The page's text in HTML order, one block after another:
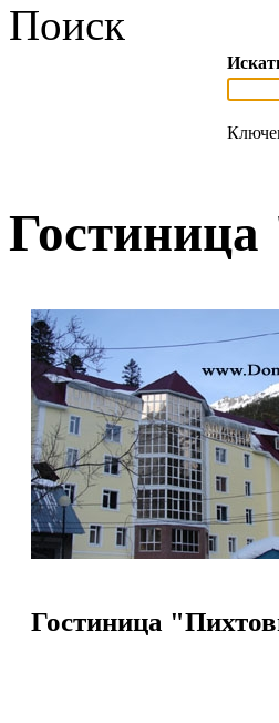
Поиск
Гостиница